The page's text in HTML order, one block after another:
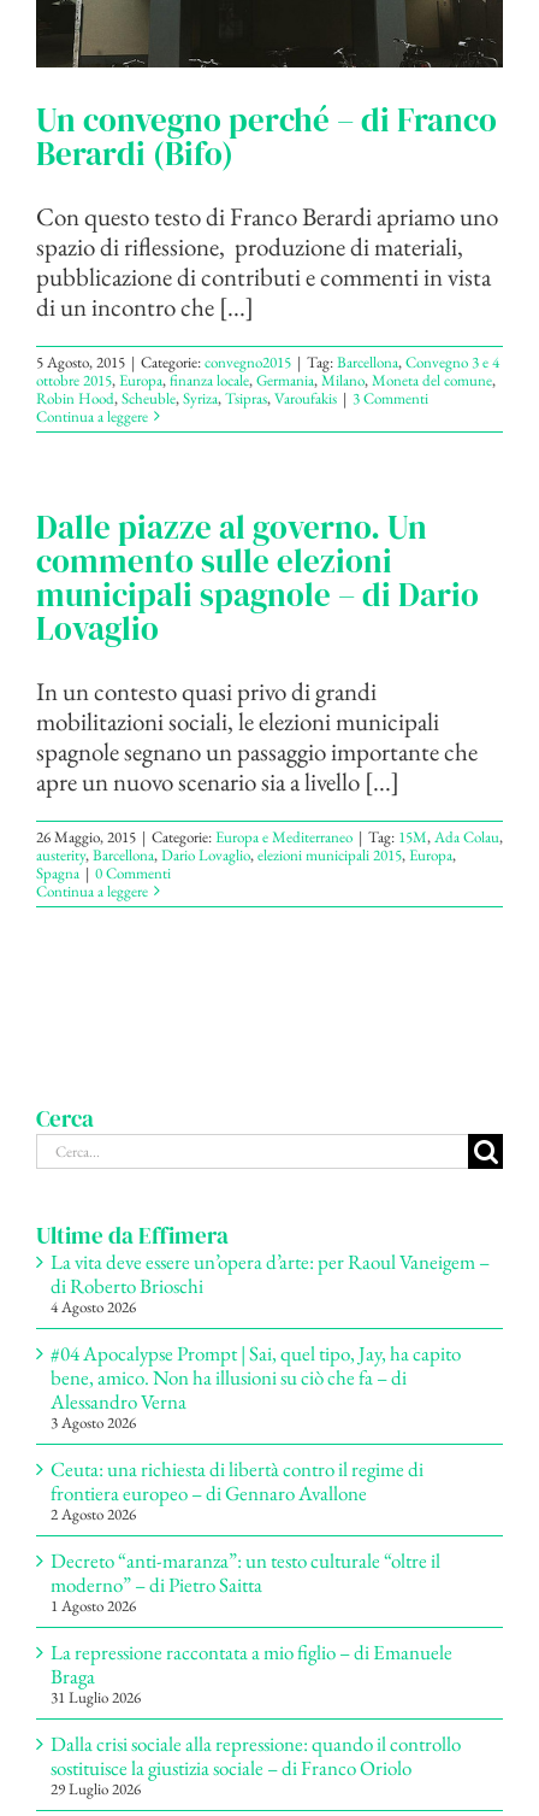
Un convegno perché – di Franco
Berardi (Bifo)
Con questo testo di Franco Berardi apriamo uno
spazio di riflessione, produzione di materiali,
pubblicazione di contributi e commenti in vista
di un incontro che [...]
5 Agosto, 2015 | Categorie:convegno2015 | Tag:Barcellona,Convegno 3 e 4
ottobre 2015,Europa,finanza locale,Germania,Milano,Moneta del comune,
Robin Hood,Scheuble,Syriza,Tsipras,Varoufakis | 3 Commenti
Continua a leggere
Dalle piazze al governo. Un
commento sulle elezioni
municipali spagnole – di Dario
Lovaglio
In un contesto quasi privo di grandi
mobilitazioni sociali, le elezioni municipali
spagnole segnano un passaggio importante che
apre un nuovo scenario sia a livello [...]
26 Maggio, 2015 | Categorie:Europa e Mediterraneo | Tag: 15M,Ada Colau,
austerity,Barcellona,Dario Lovaglio,elezioni municipali 2015,Europa,
Spagna | 0 Commenti
Continua a leggere
Cerca
Cerca
per:
Ultime da Effimera
La vita deve essere un’opera d’arte: per Raoul Vaneigem –
di Roberto Brioschi
4 Agosto 2026
#04 Apocalypse Prompt | Sai, quel tipo, Jay, ha capito
bene, amico. Non ha illusioni su ciò che fa – di
Alessandro Verna
3 Agosto 2026
Ceuta: una richiesta di libertà contro il regime di
frontiera europeo – di Gennaro Avallone
2 Agosto 2026
Decreto “anti-maranza”: un testo culturale “oltre il
moderno” – di Pietro Saitta
1 Agosto 2026
La repressione raccontata a mio figlio – di Emanuele
Braga
31 Luglio 2026
Dalla crisi sociale alla repressione: quando il controllo
sostituisce la giustizia sociale – di Franco Oriolo
29 Luglio 2026